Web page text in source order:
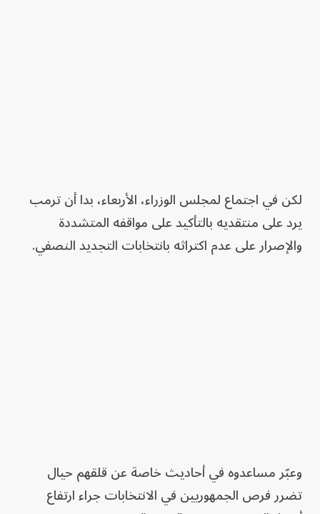
لكن في اجتماع لمجلس الوزراء، الأربعاء، بدا أن ترمب
يرد على منتقديه بالتأكيد على مواقفه المتشددة
والإصرار على عدم اكتراثه بانتخابات التجديد النصفي.
وعبّر مساعدوه في أحاديث خاصة عن قلقهم حيال
تضرر فرص الجمهوريين في الانتخابات جراء ارتفاع